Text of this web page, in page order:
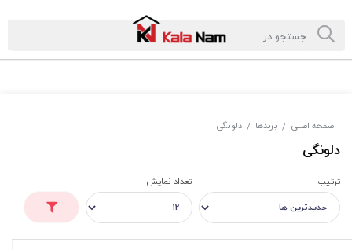
صفحه اصلی / برندها / دلونگی
دلونگی
ترتیب تعداد نمایش